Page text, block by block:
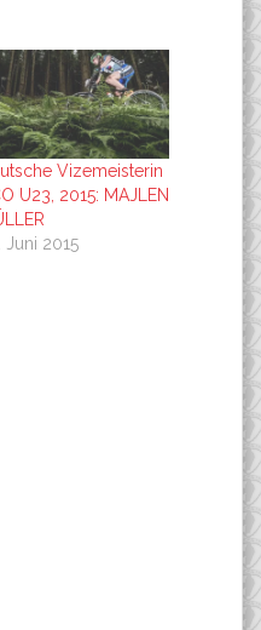
Vizemeisterin
U23, 2015: MAJLEN
Juni 2015